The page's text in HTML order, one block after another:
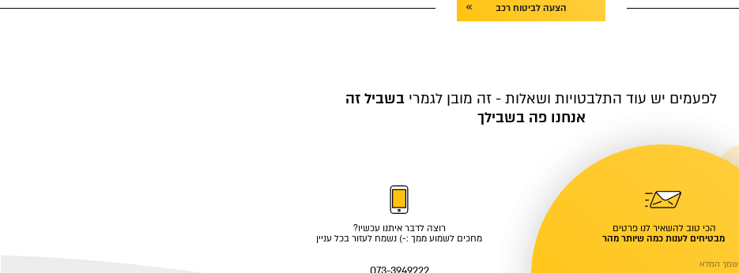
הצעה לביטוח רכב
לפעמים יש עוד התלבטויות ושאלות - זה מובן לגמרי בשביל זה
אנחנו פה בשבילך
הכי טוב להשאיר לנו פרטים
מבטיחים לענות כמה שיותר מהר
שמך המלא
רוצה לדבר איתנו עכשיו?
מחכים לשמוע ממך :-) נשמח לעזור בכל עניין